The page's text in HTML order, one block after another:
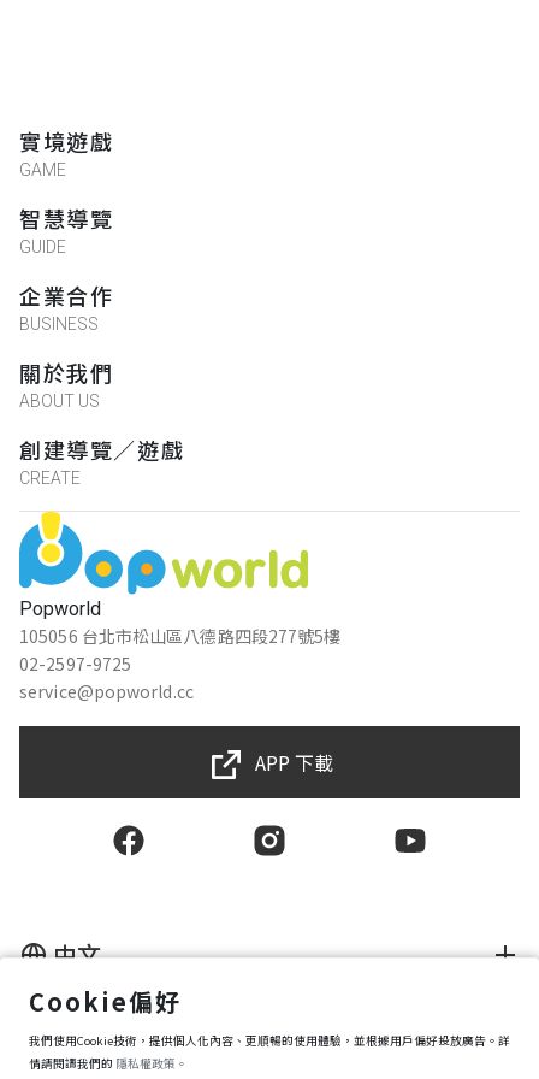
Popworld
105056 台北市松山區八德路四段277號5樓
02-2597-9725
service@popworld.cc
實境遊戲
GAME
智慧導覽
GUIDE
企業合作
BUSINESS
關於我們
ABOUT US
創建導覽／遊戲
CREATE
APP 下載
隱私權保護政策
資訊安全政策
中文
Cookie偏好
我們使用Cookie技術，提供個人化內容、更順暢的使用體驗，並根據用戶偏好投放廣告。詳
情請閱讀我們的 隱私權政策。